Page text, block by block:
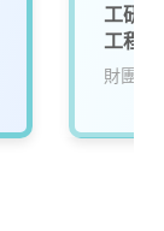
工研
工程
財團法